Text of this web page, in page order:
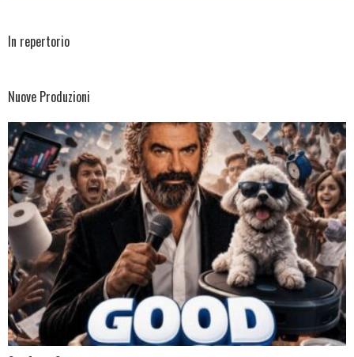
In repertorio
Nuove Produzioni